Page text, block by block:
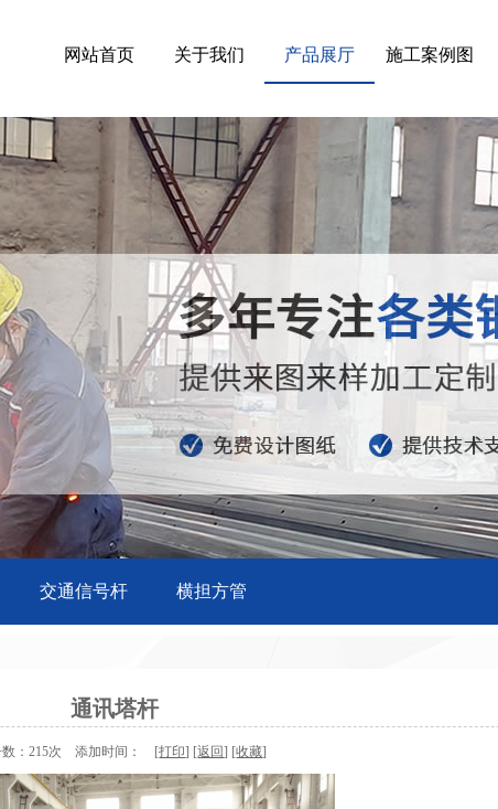
网站首页 关于我们 产品展厅 施工案例图
交通信号杆 横担方管
通讯塔杆
：215次 添加时间： [打印] [返回] [收藏]